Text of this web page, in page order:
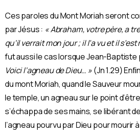
Ces paroles du Mont Moriah seront
par Jésus : « Abraham, votre père, a
qu’il verrait mon jour ; il l’a vu et il s’est
fut aussi le cas lorsque Jean-Baptiste
Voici l’agneau de Dieu… »(Jn 1.29)
du mont Moriah, quand le Sauveur
le temple, un agneau sur le point
s’échappa de ses mains, se libérant
l’agneau pourvu par Dieu pour mourir